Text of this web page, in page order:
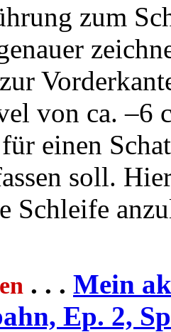
zum
von ca. –6
einen
soll.
Schleife
. . . Mein
Ep. 2,